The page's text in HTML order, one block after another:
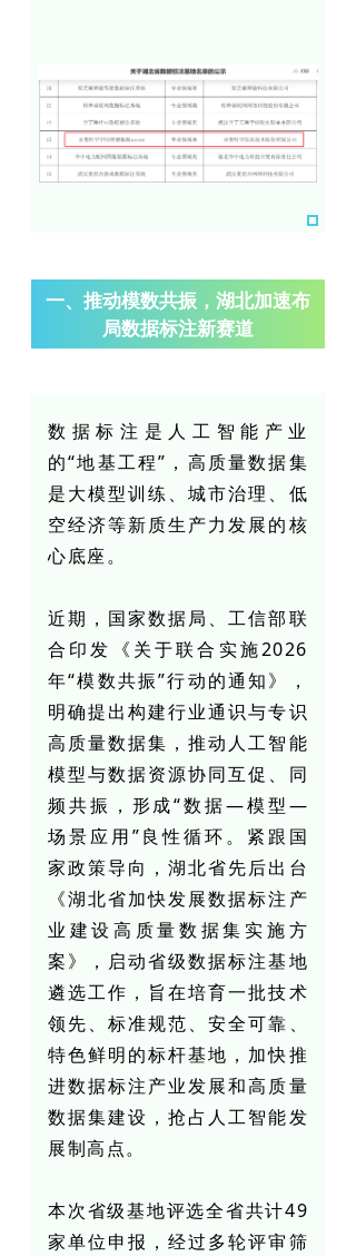
一、推动模数共振，湖北加速布
局数据标注新赛道
数据标注是人工智能产业
的“地基工程”，高质量数据集
是大模型训练、城市治理、低
空经济等新质生产力发展的核
心底座。
近期，国家数据局、工信部联
合印发《关于联合实施2026
年“模数共振”行动的通知》，
明确提出构建行业通识与专识
高质量数据集，推动人工智能
模型与数据资源协同互促、同
频共振，形成“数据—模型—
场景应用”良性循环。紧跟国
家政策导向，湖北省先后出台
《湖北省加快发展数据标注产
业建设高质量数据集实施方
案》，启动省级数据标注基地
遴选工作，旨在培育一批技术
领先、标准规范、安全可靠、
特色鲜明的标杆基地，加快推
进数据标注产业发展和高质量
数据集建设，抢占人工智能发
展制高点。
本次省级基地评选全省共计49
家单位申报，经过多轮评审筛